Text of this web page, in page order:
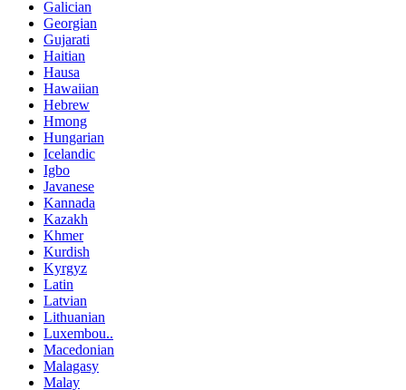
Galician
Georgian
Gujarati
Haitian
Hausa
Hawaiian
Hebrew
Hmong
Hungarian
Icelandic
Igbo
Javanese
Kannada
Kazakh
Khmer
Kurdish
Kyrgyz
Latin
Latvian
Lithuanian
Luxembou..
Macedonian
Malagasy
Malay